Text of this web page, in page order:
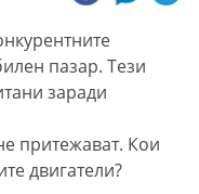
пазар. Тези
заради
притежават. Кои
двигатели?